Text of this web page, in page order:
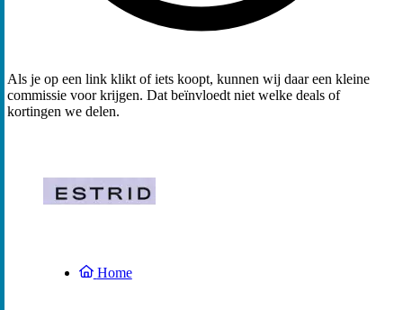
Als je op een link klikt of iets koopt, kunnen wij daar een kleine
commissie voor krijgen. Dat beïnvloedt niet welke deals of
kortingen we delen.
Home